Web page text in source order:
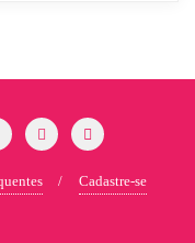
Cadastre-se